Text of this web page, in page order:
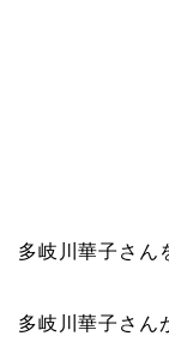
多岐川華子さん
多岐川華子さん